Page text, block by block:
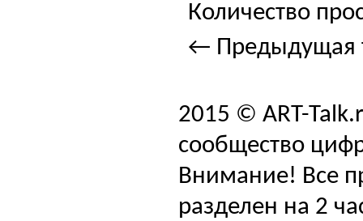
Количество
← Предыдущая
2015 © ART-
сообщество
Внимание! Все
разделен на 2